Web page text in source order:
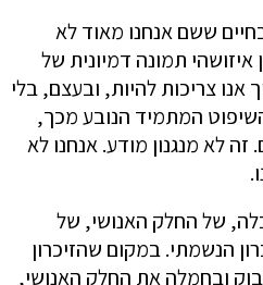
ששם אנחנו מאוד לא
תמונה דמיונית של
אנו צריכות להיות, ובעצם, בלי
המתמיד הנובע מכך,
זה לא מנגנון מודע. אנחנו לא
של החלק האנושי, של
הנשמתי. במקום שהזיכרון
ובחמלה את החלק האנושי,